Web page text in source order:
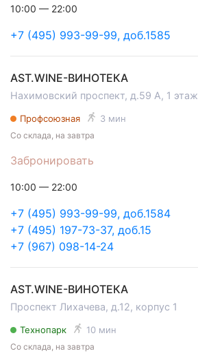
+7 (495) 993-99-99, доб.1585
10:00 — 22:00
AST.WINE-ВИНОТЕКА
Нахимовский проспект, д.59 А, 1 этаж
Профсоюзная 3 мин
Забронировать
Со склада, на завтра
+7 (495) 993-99-99, доб.1584
+7 (495) 197-73-37, доб.15
+7 (967) 098-14-24
10:00 — 22:00
AST.WINE-ВИНОТЕКА
Проспект Лихачева, д.12, корпус 1
Технопарк 10 мин
Со склада, на завтра